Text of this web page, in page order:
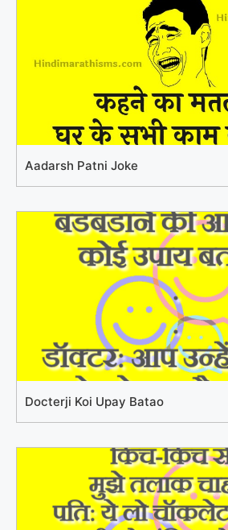
Aadarsh Patni Joke
Docterji Koi Upay Batao